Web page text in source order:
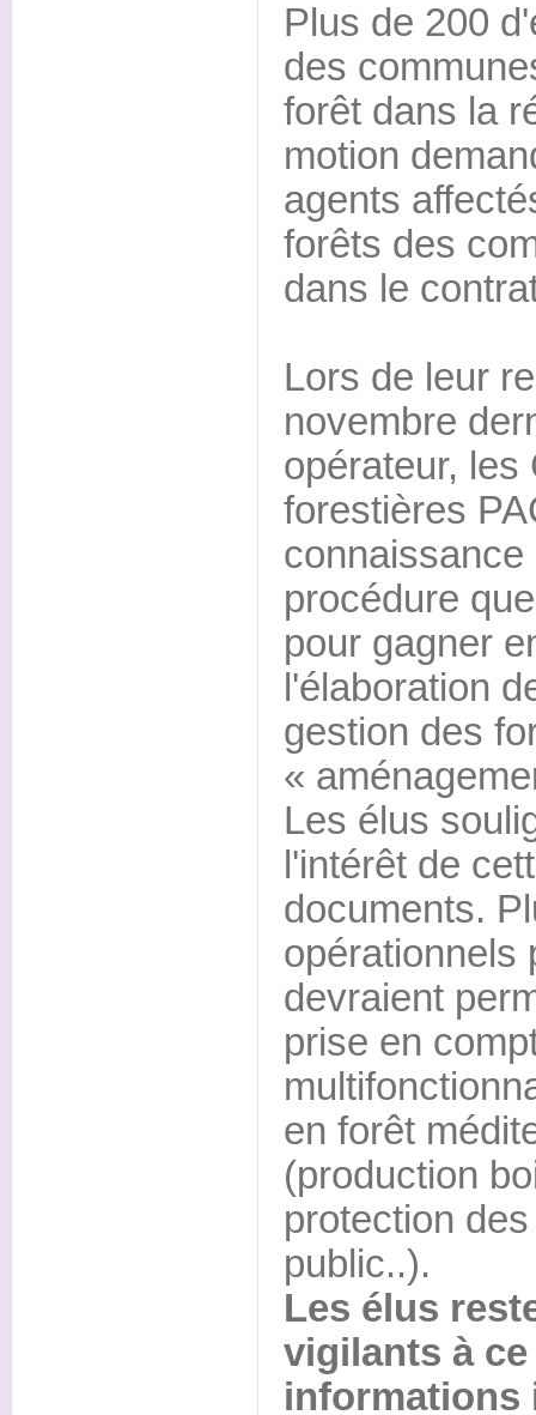
Plus de 200
des
forêt dans la
motion
agents
forêts des
dans le
Lors de leur
novembre
opérateur, les
forestières
connaissance
procédure
pour gagner
l'élaboration
gestion des
«
Les élus
l'intérêt de
documents.
opérationnels
devraient
prise en
en forêt
(production
protection
public..).
Les élus
vigilants à
informations